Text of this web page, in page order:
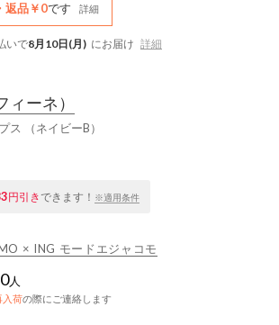
返品￥0です 詳細
いで8月10日(月) にお届け 詳細
ィーネ）
ス （ネイビーB）
円引きできます！ ※適用条件
× ING モードエジャコモ
人
入荷の際にご連絡します